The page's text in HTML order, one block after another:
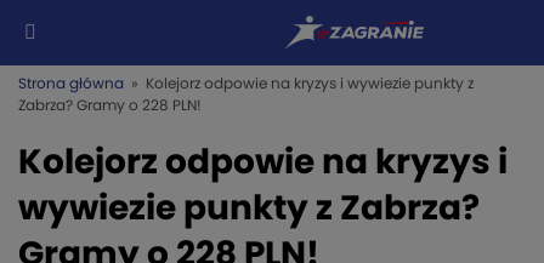
Strona główna » Kolejorz odpowie na kryzys i wywiezie punkty z
Zabrza? Gramy o 228 PLN!
Kolejorz odpowie na kryzys i
wywiezie punkty z Zabrza?
Gramy o 228 PLN!